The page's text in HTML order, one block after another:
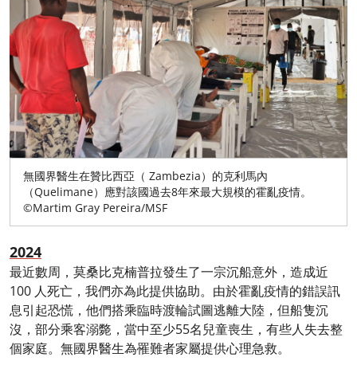
無國界醫生在贊比西亞（ Zambezia）的克利馬內
（Quelimane）應對該國過去8年來最大規模的霍亂疫情。
©Martim Gray Pereira/MSF
2024
最近數周，莫桑比克楠普拉發生了一宗沉船意外，造成近
100 人死亡，我們亦為此提供協助。由於霍亂疫情的錯誤訊
息引起恐慌，他們搭乘臨時渡輪試圖逃離大陸，但船隻沉
沒，部分乘客溺斃，當中至少55名兒童喪生，有些人失去整
個家庭。無國界醫生為罹難者家屬提供心理急救。